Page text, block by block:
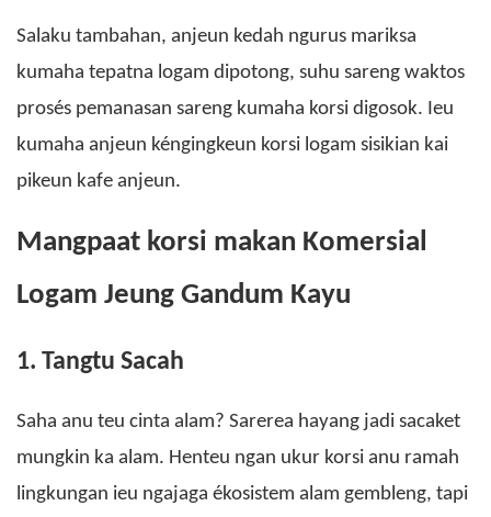
Salaku tambahan, anjeun kedah ngurus mariksa
kumaha tepatna logam dipotong, suhu sareng waktos
prosés pemanasan sareng kumaha korsi digosok. Ieu
kumaha anjeun kéngingkeun korsi logam sisikian kai
pikeun kafe anjeun.
Mangpaat korsi makan Komersial
Logam Jeung Gandum Kayu
1. Tangtu Sacah
Saha anu teu cinta alam? Sarerea hayang jadi sacaket
mungkin ka alam. Henteu ngan ukur korsi anu ramah
lingkungan ieu ngajaga ékosistem alam gembleng, tapi